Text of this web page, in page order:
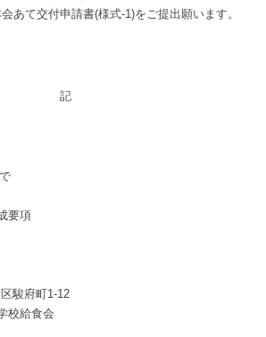
あて交付申請書(様式-1)をご提出願います。
記
要項
駿府町1-12
校給食会